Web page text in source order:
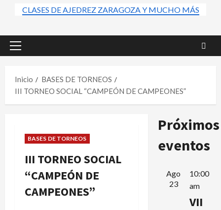
CLASES DE AJEDREZ ZARAGOZA Y MUCHO MÁS
Menú
Inicio
BASES DE TORNEOS
III TORNEO SOCIAL “CAMPEÓN DE CAMPEONES”
BASES DE TORNEOS
III TORNEO SOCIAL
“CAMPEÓN DE
CAMPEONES”
Próximos
eventos
Ago
23
10:00
am
VII